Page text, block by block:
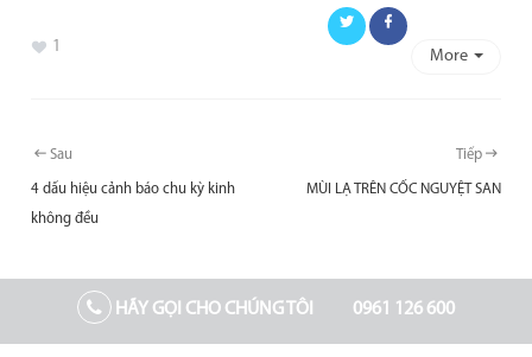
1
FacebookMore
Sau
4 dấu hiệu cảnh báo chu kỳ kinh
không đều
Tiếp
MÙI LẠ TRÊN CỐC NGUYỆT SAN
HÃY GỌI CHO CHÚNG TÔI 0961 126 600